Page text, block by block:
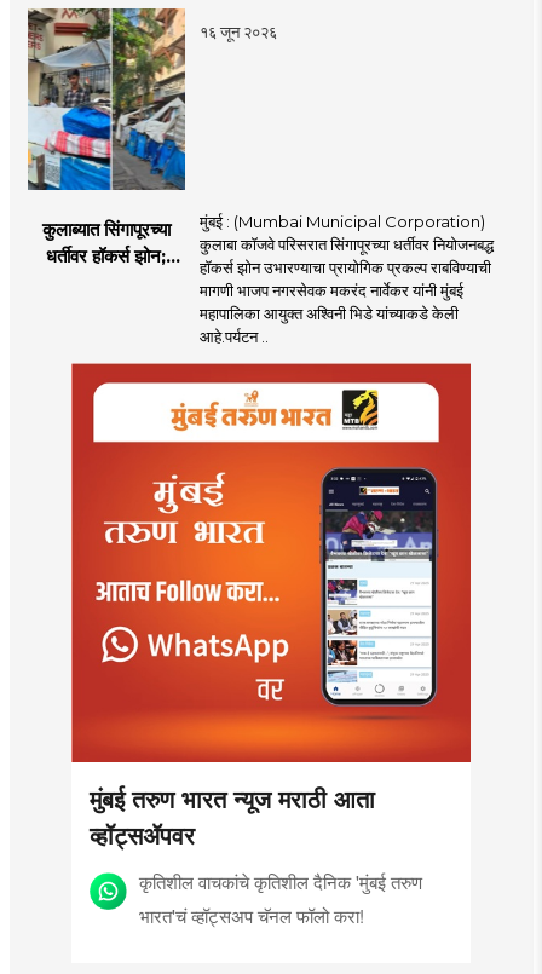
१६ जून २०२६
कुलाब्यात सिंगापूरच्या
धर्तीवर हॉकर्स झोन;
आयुक्तांना पत्र
मुंबई : (Mumbai Municipal Corporation)
कुलाबा कॉजवे परिसरात सिंगापूरच्या धर्तीवर नियोजनबद्ध
हॉकर्स झोन उभारण्याचा प्रायोगिक प्रकल्प राबविण्याची
मागणी भाजप नगरसेवक मकरंद नार्वेकर यांनी मुंबई
महापालिका आयुक्त अश्विनी भिडे यांच्याकडे केली
आहे.पर्यटन ..
मुंबई तरुण भारत न्यूज मराठी आता
व्हॉट्सॲपवर
कृतिशील वाचकांचे कृतिशील दैनिक 'मुंबई तरुण
भारत'चं व्हॉट्सअप चॅनल फॉलो करा!